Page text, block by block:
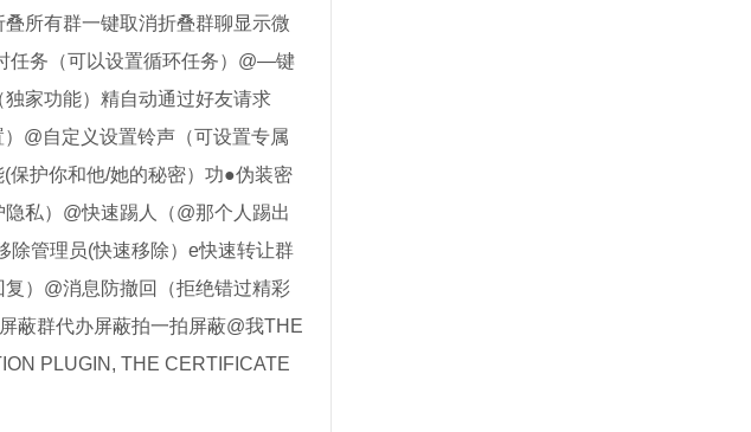
所有群一键取消折叠群聊显示微
任务（可以设置循环任务）@—键
家功能）精自动通过好友请求
@自定义设置铃声（可设置专属
保护你和他/她的秘密）功●伪装密
私）@快速踢人（@那个人踢出
除管理员(快速移除）e快速转让群
）@消息防撤回（拒绝错过精彩
蔽群代办屏蔽拍一拍屏蔽@我THE
PLUGIN, THE CERTIFICATE